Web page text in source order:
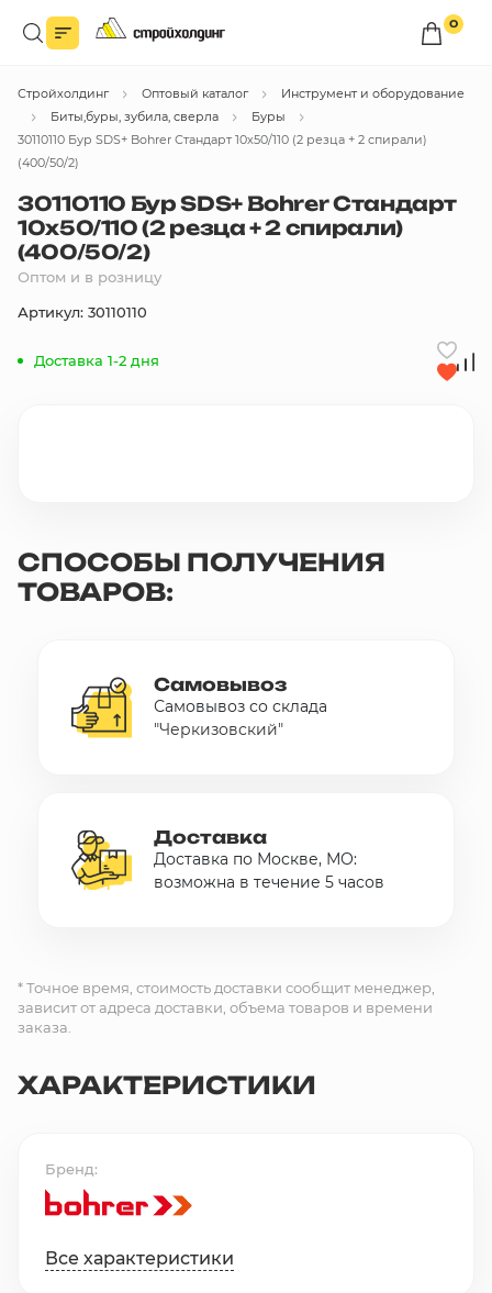
0
Войдите в личный кабинет
Вы сможете оформлять заказы по оптовым ценам.
Войти
Каталог товаров
бренды
+7(495) 988-86-47
Телеграм
Москва
Стройхолдинг Оптовый каталог
Инструмент и оборудование
Биты,буры, зубила, сверла
Буры
30110110 Бур SDS+ Bohrer Стандарт 10х50/110 (2 резца + 2 спирали)
(400/50/2)
30110110 Бур SDS+ Bohrer Стандарт
10х50/110 (2 резца + 2 спирали)
(400/50/2)
Оптом и в розницу
Артикул: 30110110
Доставка 1-2 дня
СПОСОБЫ ПОЛУЧЕНИЯ
ТОВАРОВ:
Самовывоз
Самовывоз со склада
"Черкизовский"
Доставка
Доставка по Москве, МО:
возможна в течение 5 часов
* Точное время, стоимость доставки сообщит менеджер,
зависит от адреса доставки, объема товаров и времени
заказа.
ХАРАКТЕРИСТИКИ
Бренд
Все характеристики